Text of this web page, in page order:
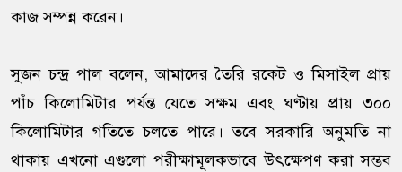
কাজ সম্পন্ন করেন।
সুজন চন্দ্র পাল বলেন, আমাদের তৈরি রকেট ও মিসাইল প্রায়
পাঁচ কিলোমিটার পর্যন্ত যেতে সক্ষম এবং ঘণ্টায় প্রায় ৩০০
কিলোমিটার গতিতে চলতে পারে। তবে সরকারি অনুমতি না
থাকায় এখনো এগুলো পরীক্ষামূলকভাবে উৎক্ষেপণ করা সম্ভব